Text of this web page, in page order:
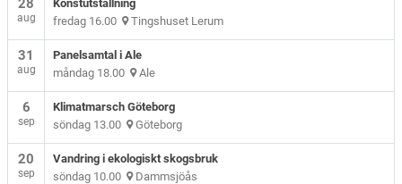
aug
Konstutställning
fredag 16.00 Tingshuset Lerum
31
aug
Panelsamtal i Ale
måndag 18.00 Ale
6
sep
Klimatmarsch Göteborg
söndag 13.00 Göteborg
20
sep
Vandring i ekologiskt skogsbruk
söndag 10.00 Dammsjöås